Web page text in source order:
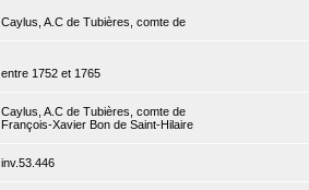
Caylus, A.C de Tubières, comte de
entre 1752 et 1765
Caylus, A.C de Tubières, comte de
François-Xavier Bon de Saint-Hilaire
inv.53.446